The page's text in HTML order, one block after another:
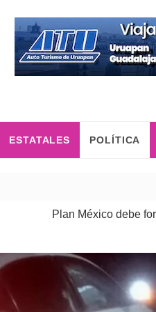
ESTATALES POLÍTICA
Plan México debe fortalecer a